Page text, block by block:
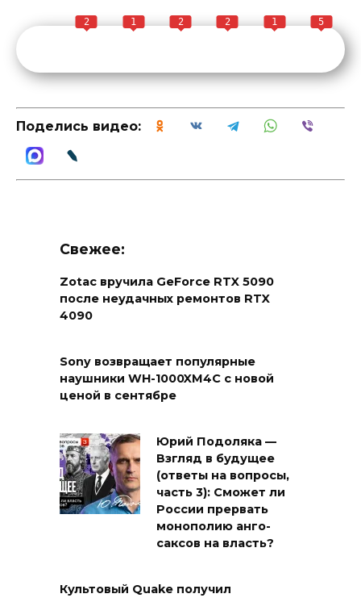
2 1 2 2 1 5
Поделись видео:
Свежее:
Zotac вручила GeForce RTX 5090
после неудачных ремонтов RTX
4090
Sony возвращает популярные
наушники WH-1000XM4C с новой
ценой в сентябре
Юрий Подоляка —
Взгляд в будущее
(ответы на вопросы,
часть 3): Сможет ли
России прервать
монополию анго-
саксов на власть?
Культовый Quake получил